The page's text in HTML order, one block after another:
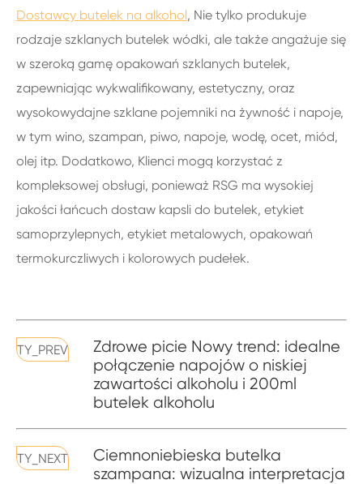
Dostawcy butelek na alkohol, Nie tylko produkuje
rodzaje szklanych butelek wódki, ale także angażuje się
w szeroką gamę opakowań szklanych butelek,
zapewniając wykwalifikowany, estetyczny, oraz
wysokowydajne szklane pojemniki na żywność i napoje,
w tym wino, szampan, piwo, napoje, wodę, ocet, miód,
olej itp. Dodatkowo, Klienci mogą korzystać z
kompleksowej obsługi, ponieważ RSG ma wysokiej
jakości łańcuch dostaw kapsli do butelek, etykiet
samoprzylepnych, etykiet metalowych, opakowań
termokurczliwych i kolorowych pudełek.
TY_PREV
Zdrowe picie Nowy trend: idealne
połączenie napojów o niskiej
zawartości alkoholu i 200ml
butelek alkoholu
TY_NEXT
Ciemnoniebieska butelka
szampana: wizualna interpretacja